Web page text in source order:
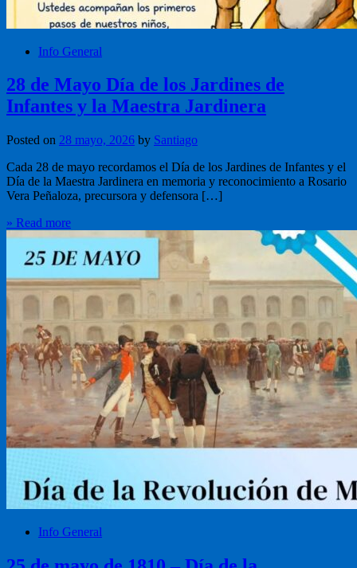
Info General
28 de Mayo Día de los Jardines de
Infantes y la Maestra Jardinera
Posted on 28 mayo, 2026 by Santiago
Cada 28 de mayo recordamos el Día de los Jardines de Infantes y el
Día de la Maestra Jardinera en memoria y reconocimiento a Rosario
Vera Peñaloza, precursora y defensora […]
» Read more
Info General